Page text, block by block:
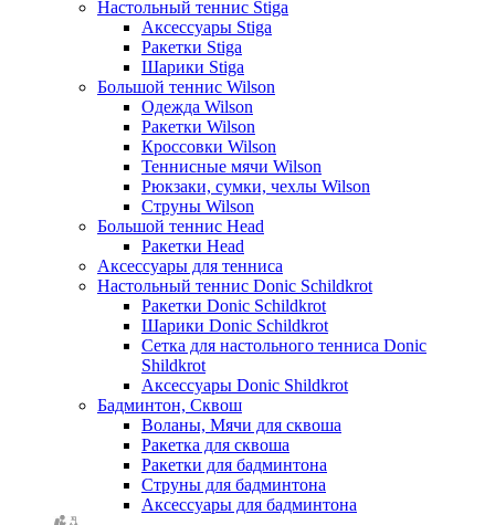
Настольный теннис Stiga
Аксессуары Stiga
Ракетки Stiga
Шарики Stiga
Большой теннис Wilson
Одежда Wilson
Ракетки Wilson
Кроссовки Wilson
Теннисные мячи Wilson
Рюкзаки, сумки, чехлы Wilson
Струны Wilson
Большой теннис Head
Ракетки Head
Аксессуары для тенниса
Настольный теннис Donic Schildkrot
Ракетки Donic Schildkrot
Шарики Donic Schildkrot
Сетка для настольного тенниса Donic
Shildkrot
Аксессуары Donic Shildkrot
Бадминтон, Сквош
Воланы, Мячи для сквоша
Ракетка для сквоша
Ракетки для бадминтона
Струны для бадминтона
Аксессуары для бадминтона